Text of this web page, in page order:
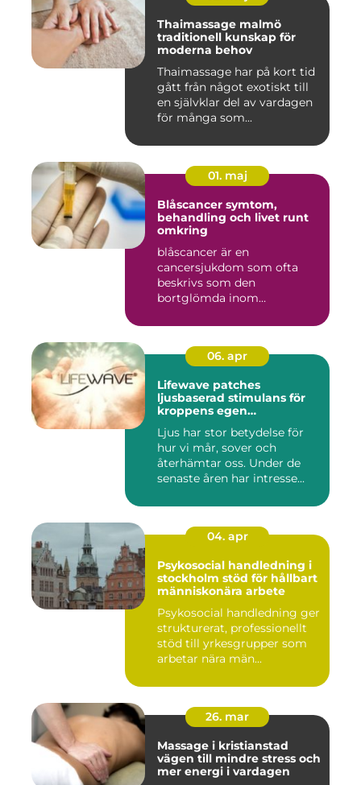
Thaimassage malmö
traditionell kunskap för
moderna behov
Thaimassage har på kort tid
gått från något exotiskt till
en självklar del av vardagen
för många som...
01. maj
Blåscancer symtom,
behandling och livet runt
omkring
blåscancer är en
cancersjukdom som ofta
beskrivs som den
bortglömda inom
06. apr
Lifewave patches
ljusbaserad stimulans för
kroppens egen
Ljus har stor betydelse för
hur vi mår, sover och
återhämtar oss. Under de
senaste åren har intresse...
04. apr
Psykosocial handledning i
stockholm stöd för hållbart
människonära arbete
Psykosocial handledning ger
strukturerat, professionellt
stöd till yrkesgrupper som
arbetar nära män...
26. mar
Massage i kristianstad
vägen till mindre stress och
mer energi i vardagen